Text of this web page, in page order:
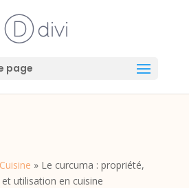
page
Cuisine » Le curcuma : propriété,
utilisation en cuisine